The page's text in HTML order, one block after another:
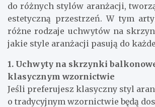
do różnych stylów aranżacji,
estetyczną przestrzeń. W tym
różne rodzaje uchwytów na
jakie style aranżacji pasują do
1. Uchwyty na skrzynki
klasycznym wzornictwie
Jeśli preferujesz klasyczny styl
o tradycyjnym wzornictwie będą